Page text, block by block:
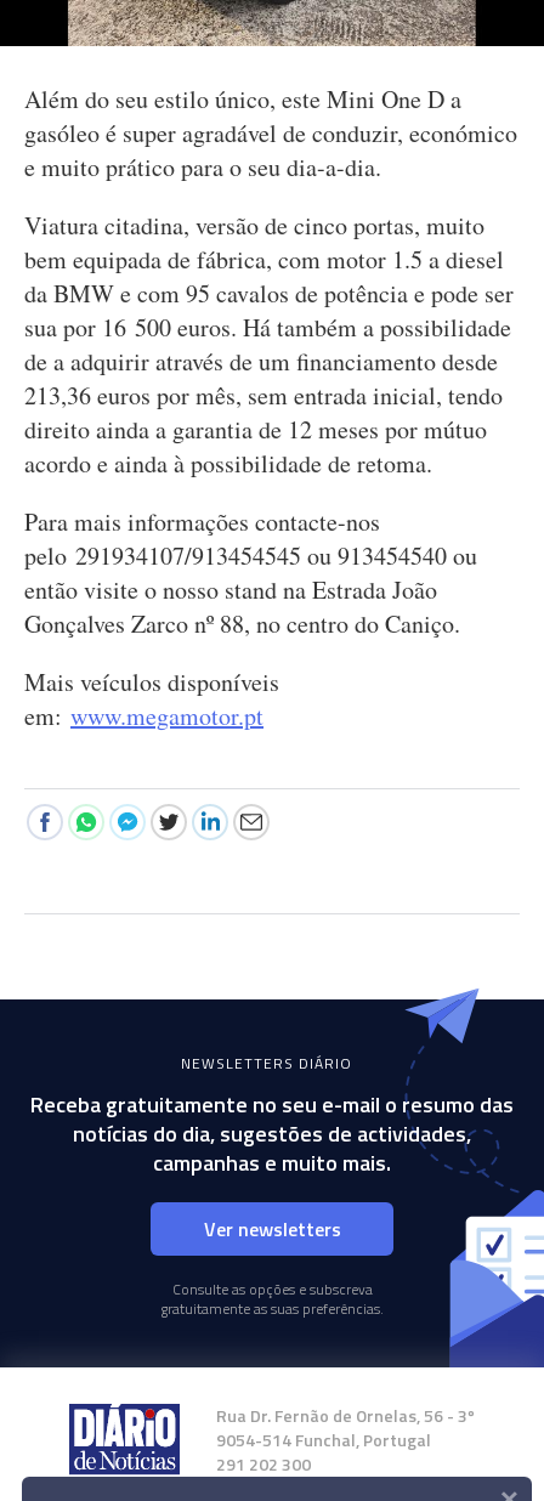
Além do seu estilo único, este Mini One D a
gasóleo é super agradável de conduzir, económico
e muito prático para o seu dia-a-dia.
Viatura citadina, versão de cinco portas, muito
bem equipada de fábrica, com motor 1.5 a diesel
da BMW e com 95 cavalos de potência e pode ser
sua por 16 500 euros. Há também a possibilidade
de a adquirir através de um financiamento desde
213,36 euros por mês, sem entrada inicial, tendo
direito ainda a garantia de 12 meses por mútuo
acordo e ainda à possibilidade de retoma.
Para mais informações contacte-nos
pelo 291934107/913454545 ou 913454540 ou
então visite o nosso stand na Estrada João
Gonçalves Zarco nº 88, no centro do Caniço.
Mais veículos disponíveis
em: www.megamotor.pt
NEWSLETTERS DIÁRIO
Receba gratuitamente no seu e-mail o resumo das
notícias do dia, sugestões de actividades,
campanhas e muito mais.
Ver newsletters
Consulte as opções e subscreva
gratuitamente as suas preferências.
Rua Dr. Fernão de Ornelas, 56 - 3º
9054-514 Funchal, Portugal
291 202 300